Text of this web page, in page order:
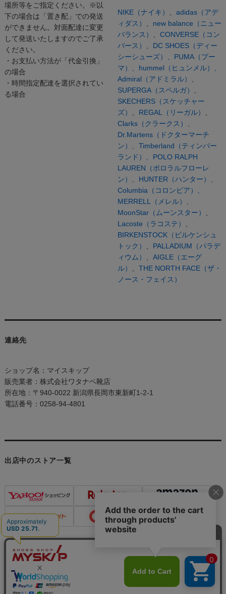
場所等をご指定ください。※以
下の場合は「置き配」での発送
ができません。対面配達に変更
して発送いたしますのでご了承
ください。
・お支払い方法が「代金引換」
の場合
・時間指定配達を選択されてい
る場合
NIKE（ナイキ）
adidas（アデ
ィダス）
new balance（ニュー
バランス）
CONVERSE（コン
バース）、 DC SHOES（ディー
シーシューズ）、 PUMA（プー
マ）、 hummel（ヒュンメル）、
Admiral（アドミラル）
SUPERGA（スペルガ）
SKECHERS（スケッチャー
ズ）
REGAL（リーガル）
Clarks（クラークス）、
Dr.Martens（ドクターマーチ
ン）、 Timberland（ティンバー
ランド）、 POLO RALPH
LAUREN（ポロラルフローレ
ン）、 HUNTER（ハンター）、
Columbia（コロンビア）、
MERRELL（メレル）、
MoonStar（ムーンスター）
Lacoste（ラコステ）
BIRKENSTOCK（ビルケンシュ
トック）
PALLADIUM（パラデ
ィウム）
AIGLE（エーグ
ル）
THE NORTH FACE（ザ・
ノース・フェイス）
連絡先
ショップ名：マイスキップ
販売業者：株式会社ワタナベ靴店
所在地：〒940-0022 新潟県長岡市東新町1-2-1
電話番号：0258-94-4801
出店中のストア一覧